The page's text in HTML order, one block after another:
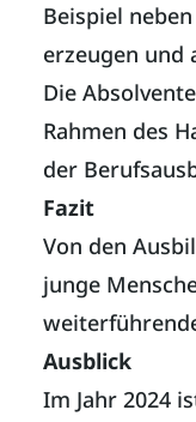
Beispiel
erzeugen und
Die
Rahmen des
der
Fazit
Von den
junge
Ausblick
Im Jahr 2024